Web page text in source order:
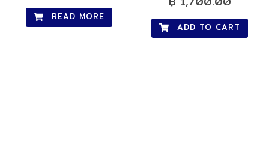
READ MORE
ADD TO CART